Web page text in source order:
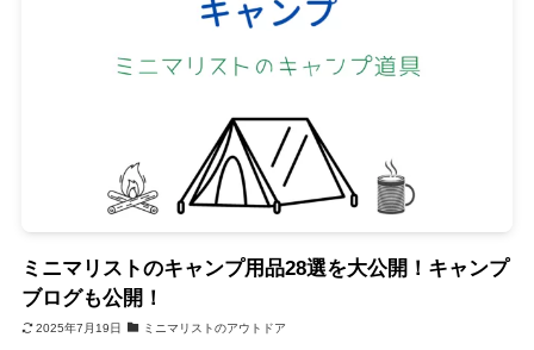
ミニマリストのキャンプ用品28選を大公開！キャンプ
ブログも公開！
2025年7月19日 ミニマリストのアウトドア